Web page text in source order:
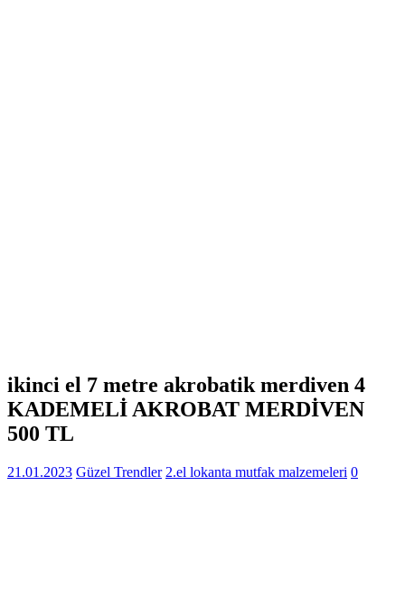
ikinci el 7 metre akrobatik merdiven 4
KADEMELİ AKROBAT MERDİVEN
500 TL
21.01.2023 Güzel Trendler 2.el lokanta mutfak malzemeleri 0